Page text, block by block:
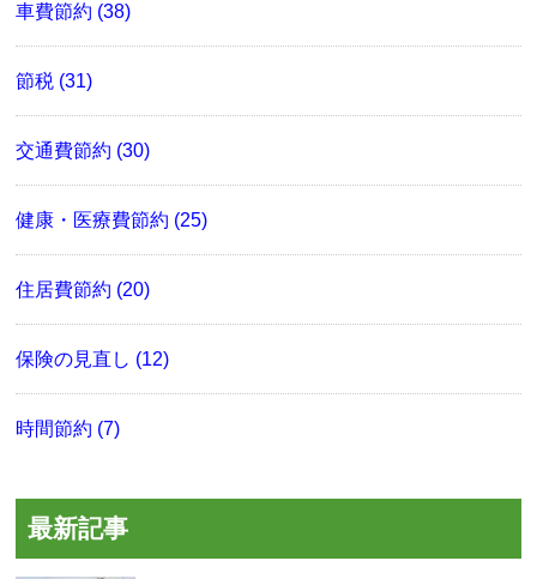
車費節約 (38)
節税 (31)
交通費節約 (30)
健康・医療費節約 (25)
住居費節約 (20)
保険の見直し (12)
時間節約 (7)
最新記事